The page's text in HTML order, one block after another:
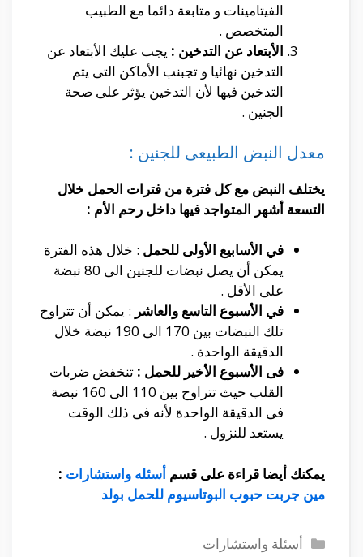
الفيتامينات و متابعة دائما مع الطبيب
المتخصص .
الأبتعاد عن التدخين : يجب عليك الأبتعاد عن
التدخين نهائيا و تجبنب الأماكن التى يتم
التدخين فيها لأن التدخين يؤثر على صحة
الجنين .
معدل النبض الطبيعى للجنين :
يختلف النبض مع كل فترة من فترات الحمل خلال
التسعة أشهر المتواجد فيها داخل رحم الأم :
في الأسابيع الأولى للحمل : خلال هذه الفترة
يمكن أن يصل نبضات للجنين الى 80 نبضة
على الأقل .
في الأسبوع التاسع والعاشر : يمكن أن تتراوح
تلك النبضات بين 170 الى 190 نبضة خلال
الدقيقة الواحدة .
فى الأسبوع الأخير للحمل : تنخفض ضربات
القلب حيث تتراوح بين 110 الى 160 نبضة
فى الدقيقة الواحدة لأنه فى ذلك الوقت
يستعد للنزول .
يمكنك أيضا قراءة على قسم أسئله واستشارات :
مين جربت حبوب البوتاسيوم للحمل بولد
التصنيفات
أسئلة واستشارات